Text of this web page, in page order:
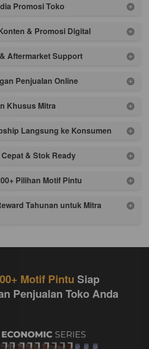
Promosi Toko
& Promosi Digital
Aftermarket Support
Penjualan Online
Khusus Mitra
Langsung ke Konsumen
& Stok Ready
Pilihan Motif Pintu
Tahunan untuk Mitra
Motif Pintu Siap
Penjualan Toko Anda